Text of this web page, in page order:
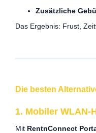
Zusätzliche
Das Ergebnis: Frust,
Die besten
1. Mobiler WLAN-
Mit RentnConnect